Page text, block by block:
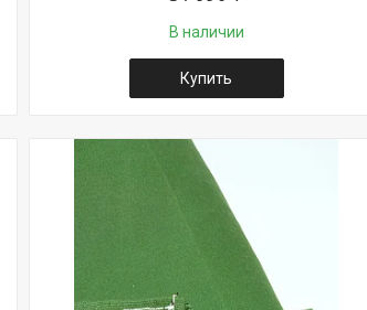
В наличии
Купить